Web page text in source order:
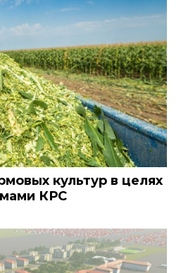
культур в целях
КРС